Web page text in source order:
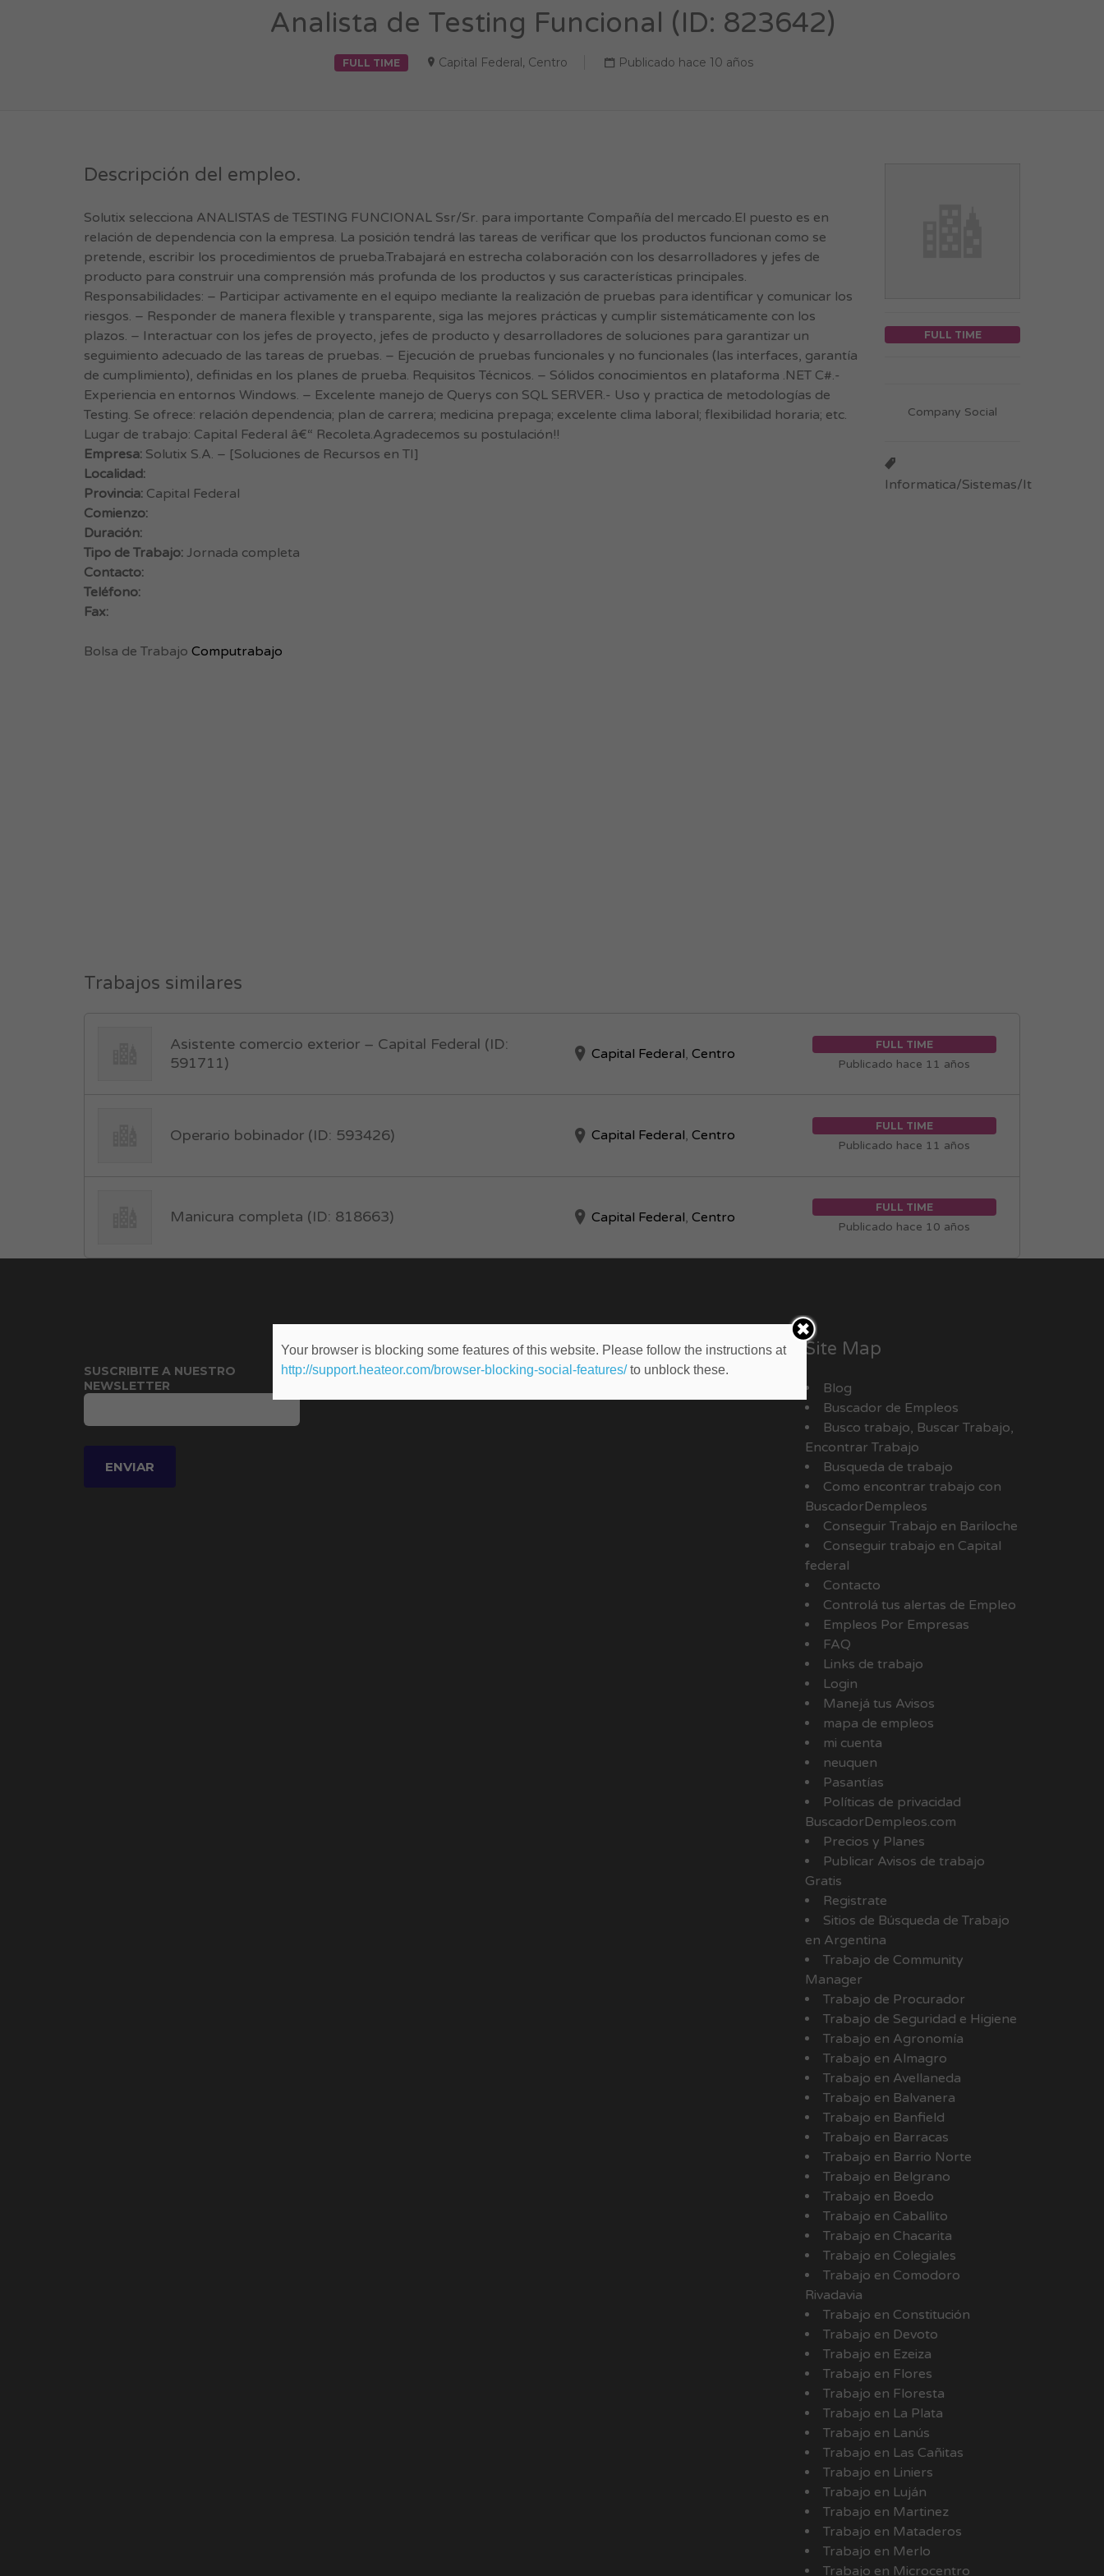
Analista de Testing Funcional (ID: 823642)
FULL TIME Capital Federal, Centro Publicado hace 10 años
Descripción del empleo.
Solutix selecciona ANALISTAS de TESTING FUNCIONAL Ssr/Sr. para importante Compañía del mercado.El puesto es en
relación de dependencia con la empresa. La posición tendrá las tareas de verificar que los productos funcionan como se
pretende, escribir los procedimientos de prueba.Trabajará en estrecha colaboración con los desarrolladores y jefes de
producto para construir una comprensión más profunda de los productos y sus características principales.
Responsabilidades: – Participar activamente en el equipo mediante la realización de pruebas para identificar y comunicar los
riesgos. – Responder de manera flexible y transparente, siga las mejores prácticas y cumplir sistemáticamente con los
plazos. – Interactuar con los jefes de proyecto, jefes de producto y desarrolladores de soluciones para garantizar un
seguimiento adecuado de las tareas de pruebas. – Ejecución de pruebas funcionales y no funcionales (las interfaces, garantía
de cumplimiento), definidas en los planes de prueba. Requisitos Técnicos. – Sólidos conocimientos en plataforma .NET C#.-
Experiencia en entornos Windows. – Excelente manejo de Querys con SQL SERVER.- Uso y practica de metodologías de
Testing. Se ofrece: relación dependencia; plan de carrera; medicina prepaga; excelente clima laboral; flexibilidad horaria; etc.
Lugar de trabajo: Capital Federal â€“ Recoleta.Agradecemos su postulación!!
Empresa: Solutix S.A. – [Soluciones de Recursos en TI]
Localidad:
Provincia: Capital Federal
Comienzo:
Duración:
Tipo de Trabajo: Jornada completa
Contacto:
Teléfono:
Fax:
Bolsa de Trabajo Computrabajo
FULL TIME
Company Social
Informatica/Sistemas/It
Trabajos similares
Asistente comercio exterior – Capital Federal (ID:
591711)
Capital Federal, Centro
FULL TIME
Publicado hace 11 años
Operario bobinador (ID: 593426) Capital Federal, Centro
FULL TIME
Publicado hace 11 años
Manicura completa (ID: 818663) Capital Federal, Centro
FULL TIME
Publicado hace 10 años
SUSCRIBITE A NUESTRO
NEWSLETTER
Site Map
Blog
Buscador de Empleos
Busco trabajo, Buscar Trabajo,
Encontrar Trabajo
Busqueda de trabajo
Como encontrar trabajo con
BuscadorDempleos
Conseguir Trabajo en Bariloche
Conseguir trabajo en Capital
federal
Contacto
Controlá tus alertas de Empleo
Empleos Por Empresas
FAQ
Links de trabajo
Login
Manejá tus Avisos
mapa de empleos
mi cuenta
neuquen
Pasantías
Políticas de privacidad
BuscadorDempleos.com
Precios y Planes
Publicar Avisos de trabajo
Gratis
Registrate
Sitios de Búsqueda de Trabajo
en Argentina
Trabajo de Community
Manager
Trabajo de Procurador
Trabajo de Seguridad e Higiene
Trabajo en Agronomía
Trabajo en Almagro
Trabajo en Avellaneda
Trabajo en Balvanera
Trabajo en Banfield
Trabajo en Barracas
Trabajo en Barrio Norte
Trabajo en Belgrano
Trabajo en Boedo
Trabajo en Caballito
Trabajo en Chacarita
Trabajo en Colegiales
Trabajo en Comodoro
Rivadavia
Trabajo en Constitución
Trabajo en Devoto
Trabajo en Ezeiza
Trabajo en Flores
Trabajo en Floresta
Trabajo en La Plata
Trabajo en Lanús
Trabajo en Las Cañitas
Trabajo en Liniers
Trabajo en Luján
Trabajo en Martinez
Trabajo en Mataderos
Trabajo en Merlo
Trabajo en Microcentro
Your browser is blocking some features of this website. Please follow the instructions at
http://support.heateor.com/browser-blocking-social-features/to unblock these.